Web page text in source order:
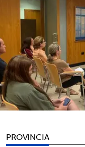
PROVINCIA